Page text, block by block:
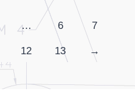
… 6 7
12 13 →